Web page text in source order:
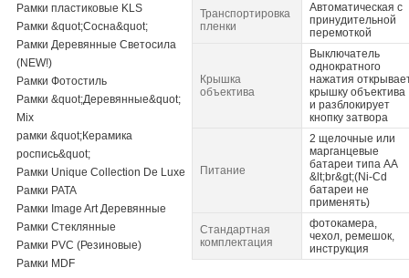
Рамки пластиковые KLS
Рамки &quot;Сосна&quot;
Рамки Деревянные Светосила
(NEW!)
Рамки Фотостиль
Рамки &quot;Деревянные&quot;
Mix
рамки &quot;Керамика
роспись&quot;
Рамки Unique Collection De Luxe
Рамки PATA
Рамки Image Art Деревянные
Рамки Стеклянные
Рамки PVC (Резиновые)
Рамки MDF
Транспортировка
пленки
Автоматическая с
принудительной
перемоткой
Крышка
объектива
Выключатель
однократного
нажатия
крышку объектива
и разблокирует
кнопку затвора
Питание
2 щелочные или
марганцевые
батареи типа АА
&lt;br&gt;(Ni-Cd
батареи не
применять)
Стандартная
комплектация
фотокамера,
чехол, ремешок,
инструкция